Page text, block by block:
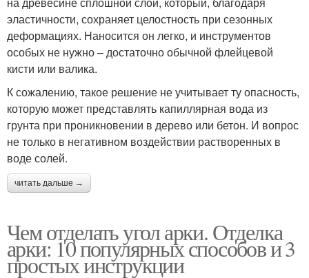
эластичности, сохраняет целостность при сезонных
деформациях. Наносится он легко, и инструментов
особых не нужно – достаточно обычной флейцевой
кисти или валика.
К сожалению, такое решение не учитывает ту опасность,
которую может представлять капиллярная вода из
грунта при проникновении в дерево или бетон. И вопрос
не только в негативном воздействии растворенных в
воде солей.
читать дальше →
Чем отделать угол арки. Отделка
арки: 10 популярных способов и 3
простых инструкции